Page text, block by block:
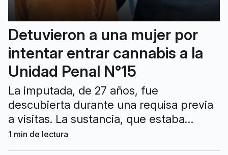
Detuvieron a una mujer por
intentar entrar cannabis a la
Unidad Penal N°15
La imputada, de 27 años, fue
descubierta durante una requisa previa
a visitas. La sustancia, que estaba
envuelta en un preservativo, dio
positivo para cannabis.
1 min de lectura